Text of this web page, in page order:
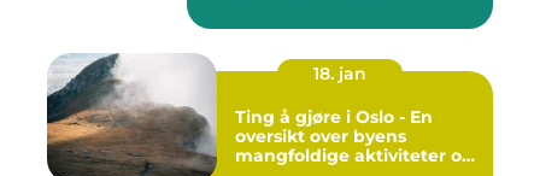
18. jan
Ting å gjøre i Oslo - En
oversikt over byens
mangfoldige aktiviteter og